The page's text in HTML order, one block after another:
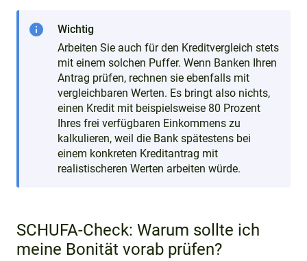
info
Wichtig
Arbeiten Sie auch für den Kreditvergleich stets
mit einem solchen Puffer. Wenn Banken Ihren
Antrag prüfen, rechnen sie ebenfalls mit
vergleichbaren Werten. Es bringt also nichts,
einen Kredit mit beispielsweise 80 Prozent
Ihres frei verfügbaren Einkommens zu
kalkulieren, weil die Bank spätestens bei
einem konkreten Kreditantrag mit
realistischeren Werten arbeiten würde.
SCHUFA-Check: Warum sollte ich
meine Bonität vorab prüfen?